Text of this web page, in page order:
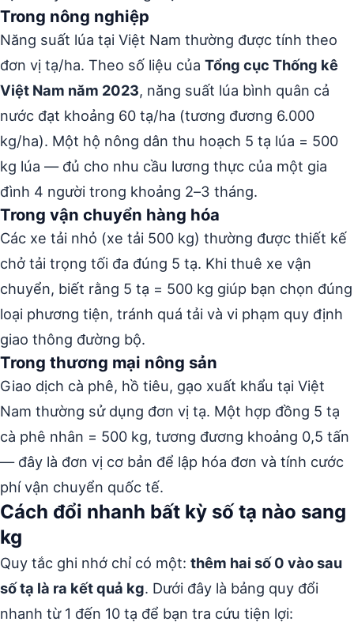
Trong nông nghiệp
Năng suất lúa tại Việt Nam thường được tính theo
đơn vị tạ/ha. Theo số liệu của Tổng cục Thống kê
Việt Nam năm 2023, năng suất lúa bình quân cả
nước đạt khoảng 60 tạ/ha (tương đương 6.000
kg/ha). Một hộ nông dân thu hoạch 5 tạ lúa = 500
kg lúa — đủ cho nhu cầu lương thực của một gia
đình 4 người trong khoảng 2–3 tháng.
Trong vận chuyển hàng hóa
Các xe tải nhỏ (xe tải 500 kg) thường được thiết kế
chở tải trọng tối đa đúng 5 tạ. Khi thuê xe vận
chuyển, biết rằng 5 tạ = 500 kg giúp bạn chọn đúng
loại phương tiện, tránh quá tải và vi phạm quy định
giao thông đường bộ.
Trong thương mại nông sản
Giao dịch cà phê, hồ tiêu, gạo xuất khẩu tại Việt
Nam thường sử dụng đơn vị tạ. Một hợp đồng 5 tạ
cà phê nhân = 500 kg, tương đương khoảng 0,5 tấn
— đây là đơn vị cơ bản để lập hóa đơn và tính cước
phí vận chuyển quốc tế.
Cách đổi nhanh bất kỳ số tạ nào sang
kg
Quy tắc ghi nhớ chỉ có một: thêm hai số 0 vào sau
số tạ là ra kết quả kg. Dưới đây là bảng quy đổi
nhanh từ 1 đến 10 tạ để bạn tra cứu tiện lợi: